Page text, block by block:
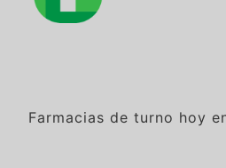
Farmacias de turno hoy